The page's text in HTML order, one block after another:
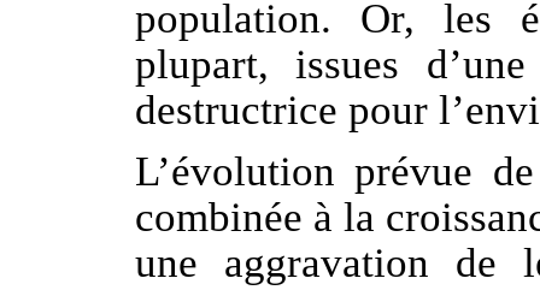
population. Or, les
plupart, issues
destructrice pour
L’évolution prévue
combinée à la
une aggravation de